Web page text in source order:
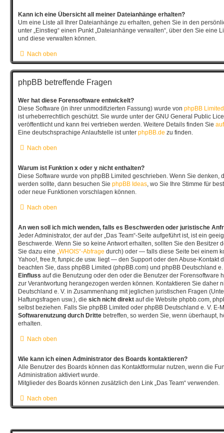
Kann ich eine Übersicht all meiner Dateianhänge erhalten?
Um eine Liste all Ihrer Dateianhänge zu erhalten, gehen Sie in den
unter „Einstieg“ einen Punkt „Dateianhänge verwalten“, über den Sie eine
und diese verwalten können.
Nach oben
phpBB betreffende Fragen
Wer hat diese Forensoftware entwickelt?
Diese Software (in ihrer unmodifizierten Fassung) wurde von phpBB Limited
ist urheberrechtlich geschützt. Sie wurde unter der GNU General Public
veröffentlicht und kann frei vertrieben werden. Weitere Details finden Sie
Eine deutschsprachige Anlaufstelle ist unter phpBB.de zu finden.
Nach oben
Warum ist Funktion x oder y nicht enthalten?
Diese Software wurde von phpBB Limited geschrieben. Wenn Sie denken,
werden sollte, dann besuchen Sie phpBB Ideas , wo Sie Ihre Stimme für
oder neue Funktionen vorschlagen können.
Nach oben
An wen soll ich mich wenden, falls es Beschwerden oder juristische
Jeder Administrator, der auf der „Das Team“-Seite aufgeführt ist, ist ein
Beschwerde. Wenn Sie so keine Antwort erhalten, sollten Sie den Besitzer
Sie dazu eine „WHOIS“-Abfrage durch) oder — falls diese Seite bei einem
Yahoo!, free.fr, funpic.de usw. liegt — den Support oder den Abuse-Kontakt
beachten Sie, dass phpBB Limited (phpBB.com) und phpBB Deutschland
Einfluss auf die Benutzung oder den oder die Benutzer der Forensoftware
zur Verantwortung herangezogen werden können. Kontaktieren Sie daher
Deutschland e. V. in Zusammenhang mit jeglichen juristischen Fragen
Haftungsfragen usw.), die sich nicht direkt auf die Website phpbb.com,
selbst beziehen. Falls Sie phpBB Limited oder phpBB Deutschland e. V. E-
Softwarenutzung durch Dritte betreffen, so werden Sie, wenn überhaupt,
erhalten.
Nach oben
Wie kann ich einen Administrator des Boards kontaktieren?
Alle Benutzer des Boards können das Kontaktformular nutzen, wenn die
Administration aktiviert wurde.
Mitglieder des Boards können zusätzlich den Link „Das Team“ verwenden.
Nach oben